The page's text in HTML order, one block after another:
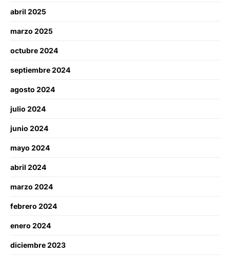
abril 2025
marzo 2025
octubre 2024
septiembre 2024
agosto 2024
julio 2024
junio 2024
mayo 2024
abril 2024
marzo 2024
febrero 2024
enero 2024
diciembre 2023